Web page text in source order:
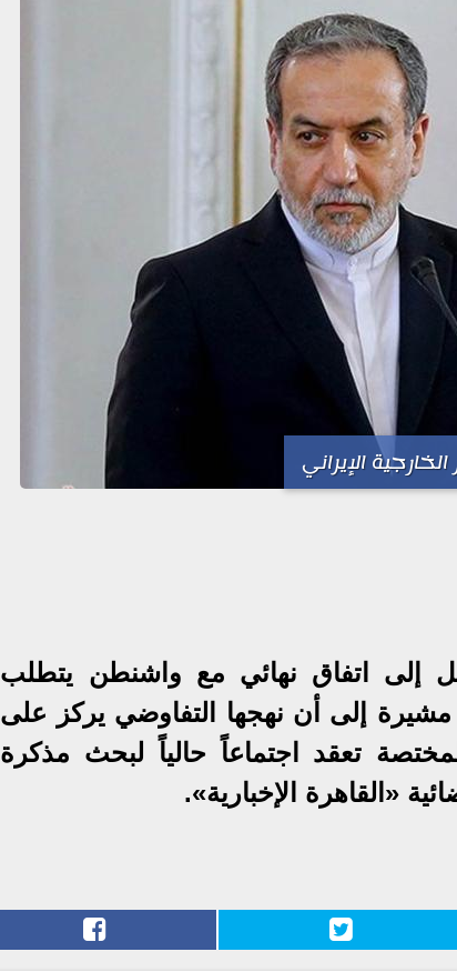
الإيراني
إلى اتفاق نهائي مع واشنطن يتطلب
إلى أن نهجها التفاوضي يركز على
تعقد اجتماعاً حالياً لبحث مذكرة
«القاهرة الإخبارية».